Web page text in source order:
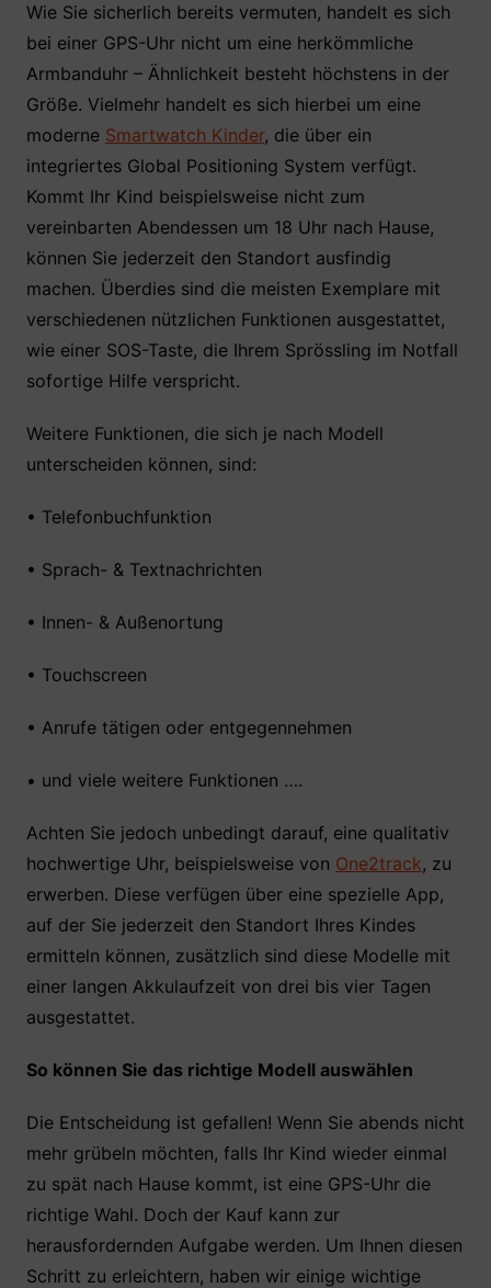
Wie Sie sicherlich bereits vermuten, handelt es sich
bei einer GPS-Uhr nicht um eine herkömmliche
Armbanduhr – Ähnlichkeit besteht höchstens in der
Größe. Vielmehr handelt es sich hierbei um eine
moderne Smartwatch Kinder, die über ein
integriertes Global Positioning System verfügt.
Kommt Ihr Kind beispielsweise nicht zum
vereinbarten Abendessen um 18 Uhr nach Hause,
können Sie jederzeit den Standort ausfindig
machen. Überdies sind die meisten Exemplare mit
verschiedenen nützlichen Funktionen ausgestattet,
wie einer SOS-Taste, die Ihrem Sprössling im Notfall
sofortige Hilfe verspricht.
Weitere Funktionen, die sich je nach Modell
unterscheiden können, sind:
• Telefonbuchfunktion
• Sprach- & Textnachrichten
• Innen- & Außenortung
• Touchscreen
• Anrufe tätigen oder entgegennehmen
• und viele weitere Funktionen ….
Achten Sie jedoch unbedingt darauf, eine qualitativ
hochwertige Uhr, beispielsweise von One2track, zu
erwerben. Diese verfügen über eine spezielle App,
auf der Sie jederzeit den Standort Ihres Kindes
ermitteln können, zusätzlich sind diese Modelle mit
einer langen Akkulaufzeit von drei bis vier Tagen
ausgestattet.
So können Sie das richtige Modell auswählen
Die Entscheidung ist gefallen! Wenn Sie abends nicht
mehr grübeln möchten, falls Ihr Kind wieder einmal
zu spät nach Hause kommt, ist eine GPS-Uhr die
richtige Wahl. Doch der Kauf kann zur
herausfordernden Aufgabe werden. Um Ihnen diesen
Schritt zu erleichtern, haben wir einige wichtige